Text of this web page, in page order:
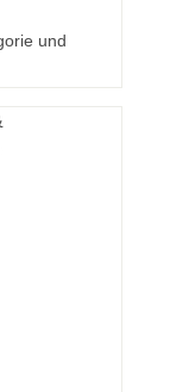
und